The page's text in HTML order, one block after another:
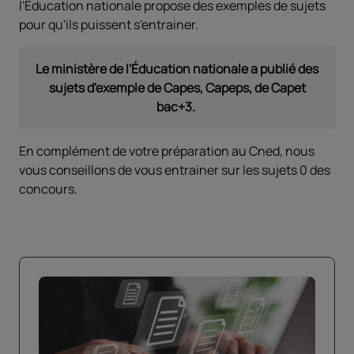
l'Éducation nationale propose des exemples de sujets
pour qu'ils puissent s'entrainer.
Le ministère de l'Éducation nationale a publié des
sujets d'exemple de Capes, Capeps, de Capet
bac+3.
En complément de votre préparation au Cned, nous
vous conseillons de vous entrainer sur les sujets 0 des
concours.